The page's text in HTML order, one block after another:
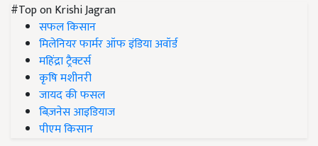
#Top on Krishi Jagran
सफल किसान
मिलेनियर फार्मर ऑफ इंडिया अवॉर्ड
महिंद्रा ट्रैक्टर्स
कृषि मशीनरी
जायद की फसल
बिज़नेस आइडियाज
पीएम किसान